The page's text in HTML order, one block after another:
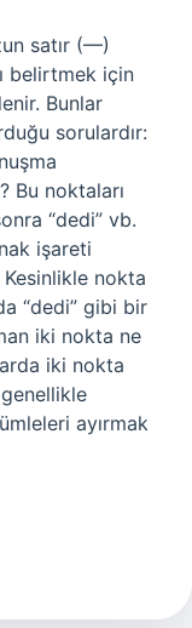
satır (—)
belirtmek için
Bunlar
sorulardır:
Bu noktaları
“dedi” vb.
işareti
Kesinlikle nokta
“dedi” gibi bir
iki nokta ne
iki nokta
ayırmak